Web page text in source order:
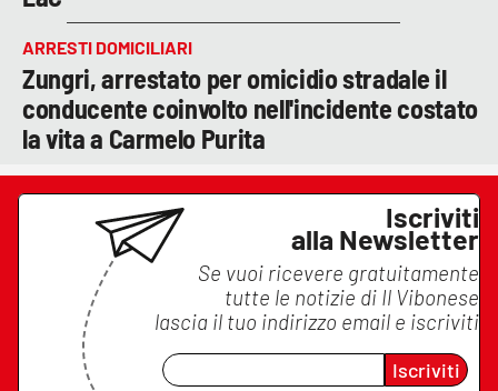
ARRESTI DOMICILIARI
Zungri, arrestato per omicidio stradale il
conducente coinvolto nell'incidente costato
la vita a Carmelo Purita
Iscriviti
alla Newsletter
Se vuoi ricevere gratuitamente
tutte le notizie di Il Vibonese
lascia il tuo indirizzo email e iscriviti
Iscriviti